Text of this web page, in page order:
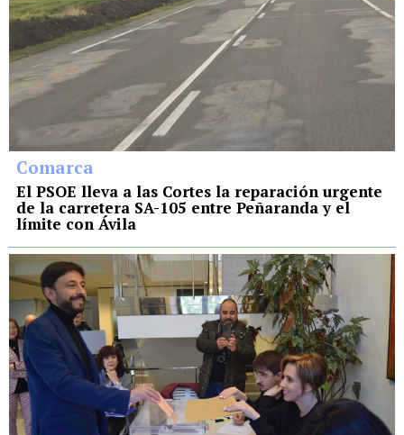
Comarca
El PSOE lleva a las Cortes la reparación urgente
de la carretera SA-105 entre Peñaranda y el
límite con Ávila